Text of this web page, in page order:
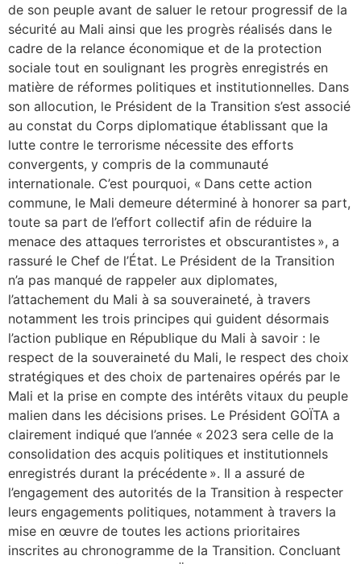
de son peuple avant de saluer le retour progressif de la
sécurité au Mali ainsi que les progrès réalisés dans le
cadre de la relance économique et de la protection
sociale tout en soulignant les progrès enregistrés en
matière de réformes politiques et institutionnelles. Dans
son allocution, le Président de la Transition s’est associé
au constat du Corps diplomatique établissant que la
lutte contre le terrorisme nécessite des efforts
convergents, y compris de la communauté
internationale. C’est pourquoi, « Dans cette action
commune, le Mali demeure déterminé à honorer sa part,
toute sa part de l’effort collectif afin de réduire la
menace des attaques terroristes et obscurantistes », a
rassuré le Chef de l’État. Le Président de la Transition
n’a pas manqué de rappeler aux diplomates,
l’attachement du Mali à sa souveraineté, à travers
notamment les trois principes qui guident désormais
l’action publique en République du Mali à savoir : le
respect de la souveraineté du Mali, le respect des choix
stratégiques et des choix de partenaires opérés par le
Mali et la prise en compte des intérêts vitaux du peuple
malien dans les décisions prises. Le Président GOÏTA a
clairement indiqué que l’année « 2023 sera celle de la
consolidation des acquis politiques et institutionnels
enregistrés durant la précédente ». Il a assuré de
l’engagement des autorités de la Transition à respecter
leurs engagements politiques, notamment à travers la
mise en œuvre de toutes les actions prioritaires
inscrites au chronogramme de la Transition. Concluant